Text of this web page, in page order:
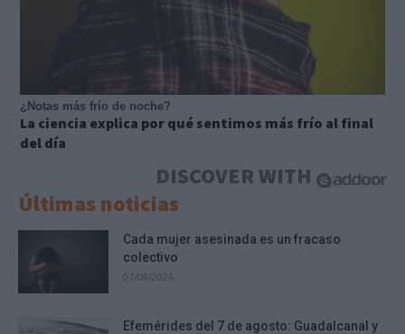
¿Notas más frío de noche?
La ciencia explica por qué sentimos más frío al final
del día
DISCOVER WITH
Últimas noticias
Cada mujer asesinada es un fracaso
colectivo
07/08/2026
Efemérides del 7 de agosto: Guadalcanal y